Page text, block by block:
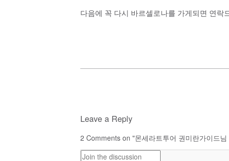
다음에 꼭 다시 바르셀로나를 가게되면 연락
Leave a Reply
2 Comments on "몬세라트투어 권미란가이드